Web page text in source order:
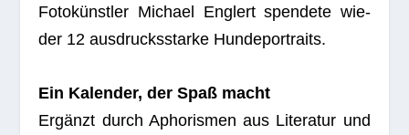
Foto­künst­ler Michael Eng­lert spen­dete wie­
der 12 aus­drucks­starke Hundeportraits.
Ein Kalen­der, der Spaß macht
Ergänzt durch Apho­ris­men aus Lite­ra­tur und